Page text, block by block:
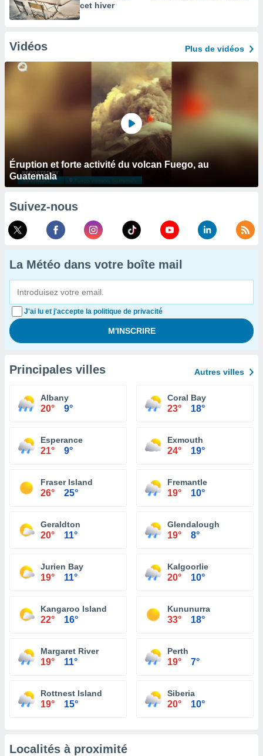
cet hiver
Vidéos Plus de vidéos
Éruption et forte activité du volcan Fuego, au
Guatemala
Suivez-nous
La Météo dans votre boîte mail
J'ai lu et j'accepte la politique de privacité
Principales villes Autres villes
Albany
20° 9°
Coral Bay
23° 18°
Esperance
21° 9°
Exmouth
24° 19°
Fraser Island
26° 25°
Fremantle
19° 10°
Geraldton
20° 11°
Glendalough
19° 8°
Jurien Bay
19° 11°
Kalgoorlie
20° 10°
Kangaroo Island
22° 16°
Kununurra
33° 18°
Margaret River
19° 11°
Perth
19° 7°
Rottnest Island
19° 15°
Siberia
20° 10°
Localités à proximité